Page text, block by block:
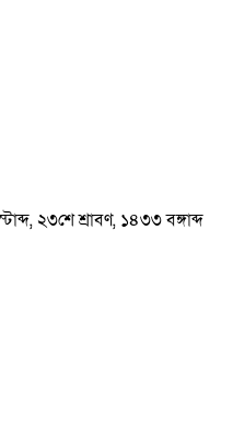
২৩শে শ্রাবণ, ১৪৩৩ বঙ্গাব্দ